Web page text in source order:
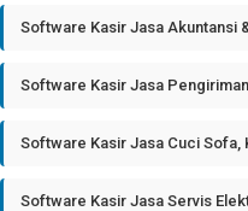
Software Kasir Jasa Akuntansi
Software Kasir Jasa
Software Kasir Jasa Cuci Sofa,
Software Kasir Jasa Servis